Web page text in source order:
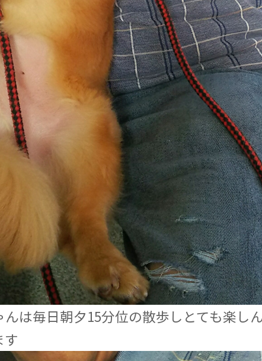
んは毎日朝夕15分位の散歩しとても楽し
す